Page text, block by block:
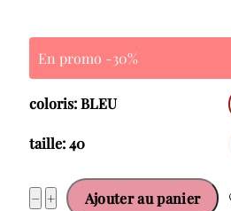
En promo -30%
coloris: BLEU
taille: 40
− quantité
+ Ajouter au panier